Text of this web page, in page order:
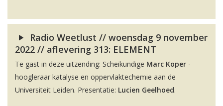
Radio Weetlust // woensdag 9 november
2022 // aflevering 313: ELEMENT
Te gast in deze uitzending: Scheikundige Marc Koper -
hoogleraar katalyse en oppervlaktechemie aan de
Universiteit Leiden. Presentatie: Lucien Geelhoed.